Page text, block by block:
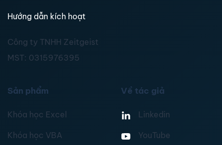
Hướng dẫn kích hoạt
Công ty TNHH Zeitgeist
MST: 0315976395
Sản phẩm
Khóa học Excel
Khóa học VBA
Về tác giả
Linkedin
YouTube